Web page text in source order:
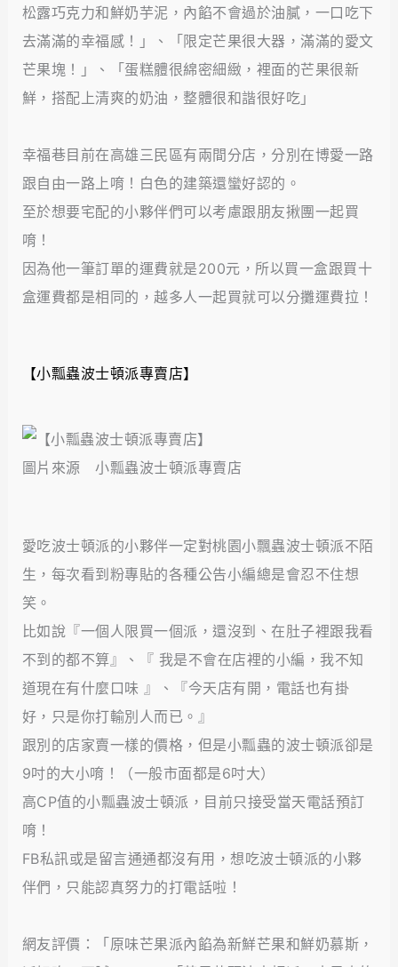
松露巧克力和鮮奶芋泥，內餡不會過於油膩，一口吃下
去滿滿的幸福感！」、「限定芒果很大器，滿滿的愛文
芒果塊！」、「蛋糕體很綿密細緻，裡面的芒果很新
鮮，搭配上清爽的奶油，整體很和諧很好吃」
幸福巷目前在高雄三民區有兩間分店，分別在博愛一路
跟自由一路上唷！白色的建築還蠻好認的。
至於想要宅配的小夥伴們可以考慮跟朋友揪團一起買
唷！
因為他一筆訂單的運費就是200元，所以買一盒跟買十
盒運費都是相同的，越多人一起買就可以分攤運費拉！
【小瓢蟲波士頓派專賣店】
圖片來源 小瓢蟲波士頓派專賣店
愛吃波士頓派的小夥伴一定對桃園小飄蟲波士頓派不陌
生，每次看到粉專貼的各種公告小編總是會忍不住想
笑。
比如說『一個人限買一個派，還沒到、在肚子裡跟我看
不到的都不算』、『 我是不會在店裡的小編，我不知
道現在有什麼口味 』、『今天店有開，電話也有掛
好，只是你打輸別人而已。』
跟別的店家賣一樣的價格，但是小瓢蟲的波士頓派卻是
9吋的大小唷！（一般市面都是6吋大）
高CP值的小瓢蟲波士頓派，目前只接受當天電話預訂
唷！
FB私訊或是留言通通都沒有用，想吃波士頓派的小夥
伴們，只能認真努力的打電話啦！
網友評價：「原味芒果派內餡為新鮮芒果和鮮奶慕斯，